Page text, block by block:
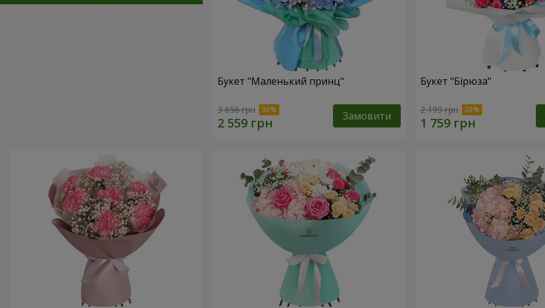
Букет "Маленький принц"
3 656 грн Замовити
Букет "Бірюза"
2 199 грн